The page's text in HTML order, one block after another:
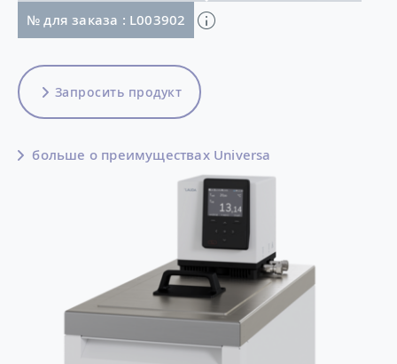
№ для заказа : L003902
Запросить продукт
больше о преимуществах Universa